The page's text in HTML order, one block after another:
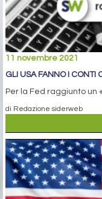
11 novembre 2021
GLI USA FANNO I CONTI
Per la Fed raggiunto un
di Redazione siderweb